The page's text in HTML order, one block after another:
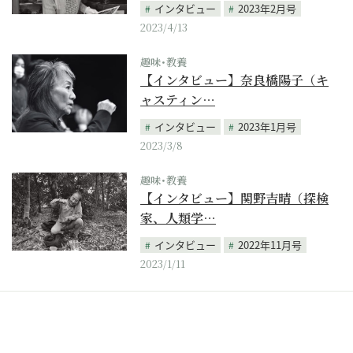
インタビュー
2023年2月号
2023/4/13
趣味･教養
【インタビュー】奈良橋陽子（キ
ャスティン…
インタビュー
2023年1月号
2023/3/8
趣味･教養
【インタビュー】関野吉晴（探検
家、人類学…
インタビュー
2022年11月号
2023/1/11